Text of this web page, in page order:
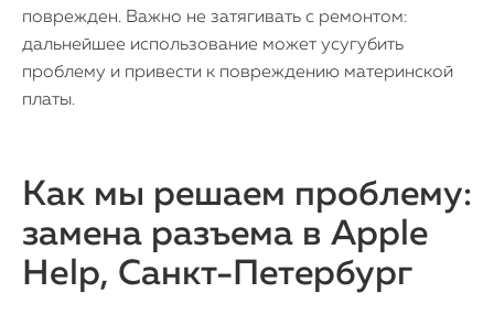
поврежден. Важно не затягивать с ремонтом:
дальнейшее использование может усугубить
проблему и привести к повреждению материнской
платы.
Как мы решаем проблему:
замена разъема в Apple
Help, Санкт-Петербург